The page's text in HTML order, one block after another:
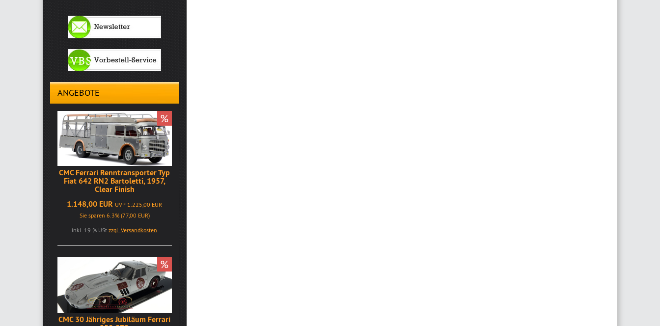
ANGEBOTE
CMC Ferrari Renntransporter Typ
Fiat 642 RN2 Bartoletti, 1957,
Clear Finish
1.148,00 EUR UVP 1.225,00 EUR
Sie sparen 6.3% (77,00 EUR)
inkl. 19 % UStzzgl. Versandkosten
%
CMC 30 Jähriges Jubiläum Ferrari
%